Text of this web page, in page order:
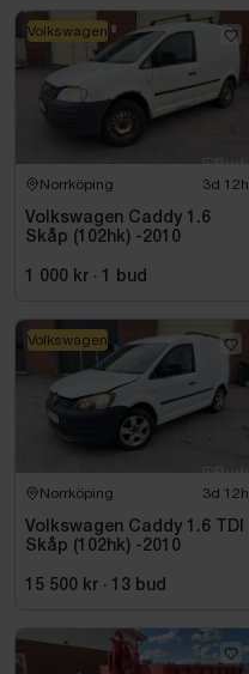
Norrköping 3d 12h
Volkswagen Caddy 1.6
Skåp (102hk) -2010
1 000 kr · 1 bud
Volkswagen
Norrköping 3d 12h
Volkswagen Caddy 1.6 TDI
Skåp (102hk) -2010
15 500 kr · 13 bud
Volkswagen